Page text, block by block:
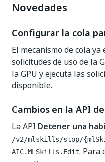
Novedades
Configurar la cola
El mecanismo de cola
solicitudes de uso de la
la GPU y ejecuta las
disponible.
Cambios en la API
La API Detener una
/v2/mlskills/stop/
AIC.MLSkills.Edit. Para